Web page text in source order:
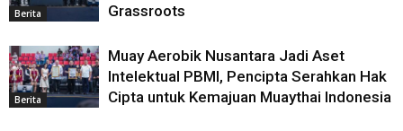
Berita
Grassroots
Berita
Muay Aerobik Nusantara Jadi Aset
Intelektual PBMI, Pencipta Serahkan Hak
Cipta untuk Kemajuan Muaythai Indonesia